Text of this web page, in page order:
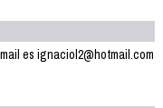
es ignaciol2@hotmail.com